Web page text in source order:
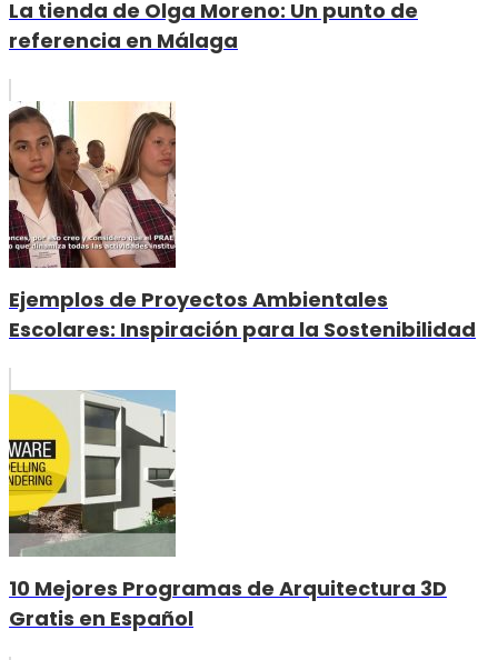
La tienda de Olga Moreno: Un punto de
referencia en Málaga
Ejemplos de Proyectos Ambientales
Escolares: Inspiración para la Sostenibilidad
10 Mejores Programas de Arquitectura 3D
Gratis en Español